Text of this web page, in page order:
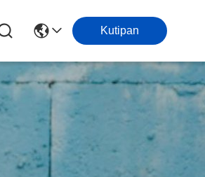
Kutipan